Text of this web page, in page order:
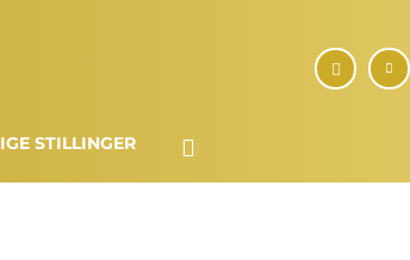
STILLINGER